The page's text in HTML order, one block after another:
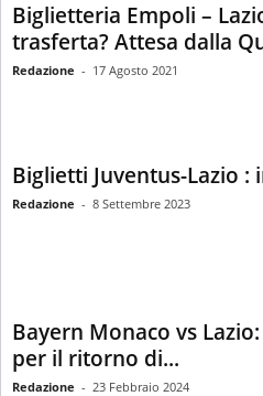
Biglietteria Empoli –
trasferta? Attesa dalla
Redazione - 17 Agosto 2021
Biglietti Juventus-Lazio :
Redazione - 8 Settembre 2023
Bayern Monaco vs
per il ritorno di...
Redazione - 23 Febbraio 2024